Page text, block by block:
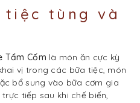
tiệc tùng và
Tẩm Cốm là món ăn cực kỳ
vị trong các bữa tiệc, món
bổ sung vào bữa cơm gia
tiếp sau khi chế biến,